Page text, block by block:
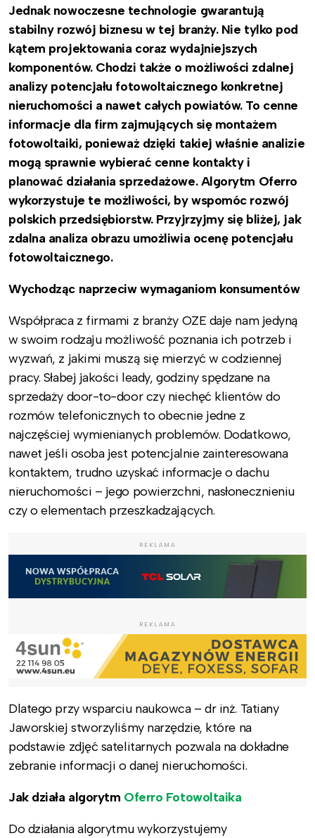
Jednak nowoczesne technologie gwarantują
stabilny rozwój biznesu w tej branży. Nie tylko pod
kątem projektowania coraz wydajniejszych
komponentów. Chodzi także o możliwości zdalnej
analizy potencjału fotowoltaicznego konkretnej
nieruchomości a nawet całych powiatów. To cenne
informacje dla firm zajmujących się montażem
fotowoltaiki, ponieważ dzięki takiej właśnie analizie
mogą sprawnie wybierać cenne kontakty i
planować działania sprzedażowe.Algorytm Oferro
wykorzystuje te możliwości, by wspomóc rozwój
polskich przedsiębiorstw. Przyjrzyjmy się bliżej, jak
zdalna analiza obrazu umożliwia ocenę potencjału
fotowoltaicznego.
Wychodząc naprzeciw wymaganiom konsumentów
Współpraca z firmami z branży OZE daje nam jedyną
w swoim rodzaju możliwość poznania ich potrzeb i
wyzwań, z jakimi muszą się mierzyć w codziennej
pracy. Słabej jakości leady, godziny spędzane na
sprzedaży door-to-door czy niechęć klientów do
rozmów telefonicznych to obecnie jedne z
najczęściej wymienianych problemów. Dodatkowo,
nawet jeśli osoba jest potencjalnie zainteresowana
kontaktem, trudno uzyskać informacje o dachu
nieruchomości – jego powierzchni, nasłonecznieniu
czy o elementach przeszkadzających.
REKLAMA
REKLAMA
Dlatego przy wsparciu naukowca – dr inż. Tatiany
Jaworskiej stworzyliśmy narzędzie, które na
podstawie zdjęć satelitarnych pozwala na dokładne
zebranie informacji o danej nieruchomości.
Jak działa algorytm Oferro Fotowoltaika
Do działania algorytmu wykorzystujemy